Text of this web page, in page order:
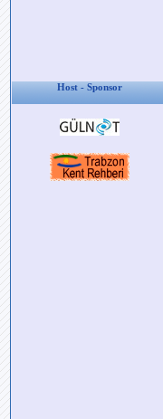
Host - Sponsor